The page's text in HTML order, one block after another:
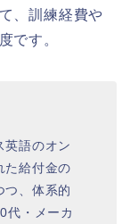
、訓練経費や
です。
英語のオン
た給付金の
つ、体系的
代・メーカ